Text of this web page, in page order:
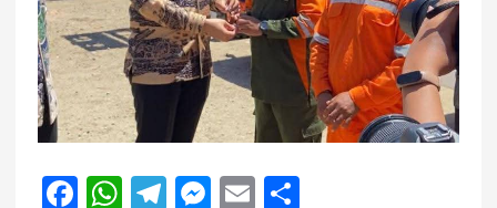
F
W T
M E